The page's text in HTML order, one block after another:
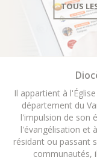
TOUS
Il appartient à
département du
l'impulsion de son
l'évangélisation et
résidant ou passant
communautés,